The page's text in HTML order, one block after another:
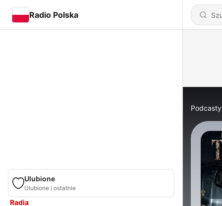
Radio Polska
Ulubione
Ulubione i ostatnie
Radia
Podcasty